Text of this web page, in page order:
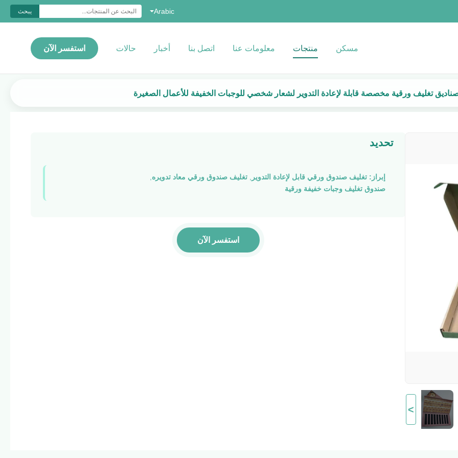
Arabic يبحث
مسكن منتجات معلومات عنا اتصل بنا أخبار حالات استفسر الآن
تغليف ورقية مخصصة قابلة لإعادة التدوير لشعار شخصي للوجبات الخفيفة للأعمال الصغيرة
>
تحديد
إبراز: تغليف صندوق ورقي قابل لإعادة التدوير تغليف صندوق ورقي معاد تدويره
صندوق تغليف وجبات خفيفة ورقية
استفسر الآن